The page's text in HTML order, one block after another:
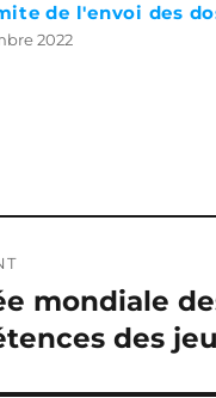
de l'envoi des
2022
:
mondiale
des